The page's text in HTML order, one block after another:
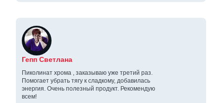
Гепп Светлана
Пиколинат хрома , заказываю уже третий раз.
Помогает убрать тягу к сладкому, добавилась
энергия. Очень полезный продукт. Рекомендую
всем!